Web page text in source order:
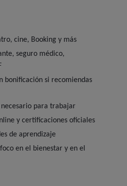
cine, Booking y más
seguro médico,
bonificación si recomiendas
para trabajar
y certificaciones oficiales
de aprendizaje
en el bienestar y en el